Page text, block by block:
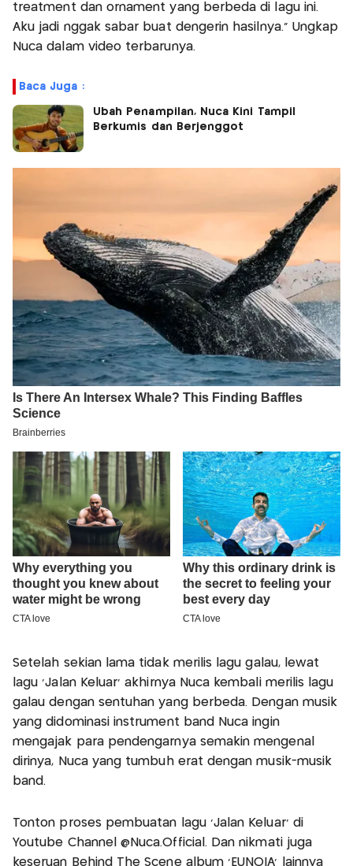
treatment dan ornament yang berbeda di lagu ini.
Aku jadi nggak sabar buat dengerin hasilnya.” Ungkap
Nuca dalam video terbarunya.
Baca Juga :
Ubah Penampilan, Nuca Kini Tampil
Berkumis dan Berjenggot
Setelah sekian lama tidak merilis lagu galau, lewat
lagu ‘Jalan Keluar’ akhirnya Nuca kembali merilis lagu
galau dengan sentuhan yang berbeda. Dengan musik
yang didominasi instrument band Nuca ingin
mengajak para pendengarnya semakin mengenal
dirinya, Nuca yang tumbuh erat dengan musik-musik
band.
Tonton proses pembuatan lagu ‘Jalan Keluar’ di
Youtube Channel @Nuca.Official. Dan nikmati juga
keseruan Behind The Scene album ‘EUNOIA’ lainnya